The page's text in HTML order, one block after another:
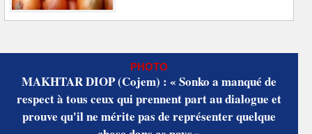
PHOTO
MAKHTAR DIOP (Cojem) : « Sonko a manqué de
respect à tous ceux qui prennent part au dialogue et
prouve qu'il ne mérite pas de représenter quelque